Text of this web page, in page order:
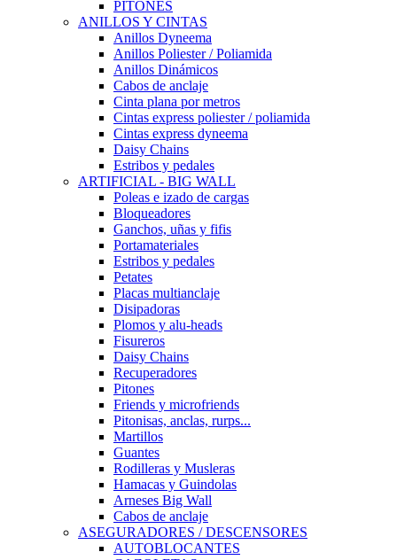
PITONES
ANILLOS Y CINTAS
Anillos Dyneema
Anillos Poliester / Poliamida
Anillos Dinámicos
Cabos de anclaje
Cinta plana por metros
Cintas express poliester / poliamida
Cintas express dyneema
Daisy Chains
Estribos y pedales
ARTIFICIAL - BIG WALL
Poleas e izado de cargas
Bloqueadores
Ganchos, uñas y fifis
Portamateriales
Estribos y pedales
Petates
Placas multianclaje
Disipadoras
Plomos y alu-heads
Fisureros
Daisy Chains
Recuperadores
Pitones
Friends y microfriends
Pitonisas, anclas, rurps...
Martillos
Guantes
Rodilleras y Musleras
Hamacas y Guindolas
Arneses Big Wall
Cabos de anclaje
ASEGURADORES / DESCENSORES
AUTOBLOCANTES